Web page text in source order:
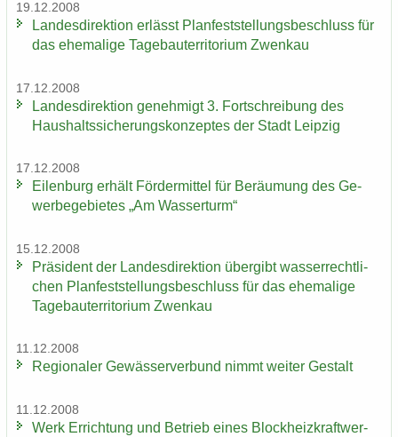
19.12.2008
Lan­des­di­rek­ti­on er­lässt Plan­fest­stel­lungs­be­schluss für
das ehe­ma­li­ge Ta­ge­bau­ter­ri­to­ri­um Zwenkau
17.12.2008
Lan­des­di­rek­ti­on ge­neh­migt 3. Fort­schrei­bung des
Haus­halts­si­che­rungs­kon­zep­tes der Stadt Leip­zig
17.12.2008
Ei­len­burg er­hält För­der­mit­tel für Be­räu­mung des Ge­
wer­be­ge­bie­tes „Am Was­ser­turm“
15.12.2008
Prä­si­dent der Lan­des­di­rek­ti­on über­gibt was­ser­recht­li­
chen Plan­fest­stel­lungs­be­schluss für das ehe­ma­li­ge
Ta­ge­bau­ter­ri­to­ri­um Zwenkau
11.12.2008
Re­gio­na­ler Ge­wäs­ser­ver­bund nimmt wei­ter Ge­stalt
11.12.2008
Werk Er­rich­tung und Be­trieb eines Block­heiz­kraft­wer­